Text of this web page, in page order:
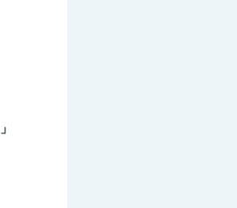
」